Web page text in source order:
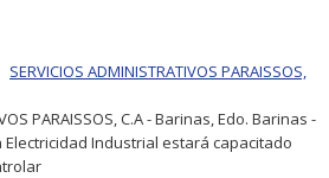
SERVICIOS ADMINISTRATIVOS PARAISSOS,
PARAISSOS, C.A - Barinas, Edo. Barinas -
Electricidad Industrial estará capacitado